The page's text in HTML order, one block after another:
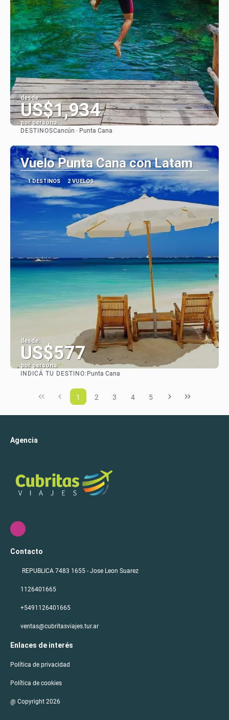
desde:
US$1,934
por persona
DESTINOSCancún · Punta Cana
Vuelo Punta Cana con Latam
1 DESTINOS 2 VUELOS
desde:
US$577
por persona
INDICÁ TU DESTINO: Punta Cana
1 2 3 4 5
Agencia
Contacto
REPUBLICA 7483 1655 - Jose Leon Suarez
1126401665
+5491126401665
ventas@cubritasviajes.tur.ar
Enlaces de interés
Política de privacidad
Política de cookies
@ Copyright 2026